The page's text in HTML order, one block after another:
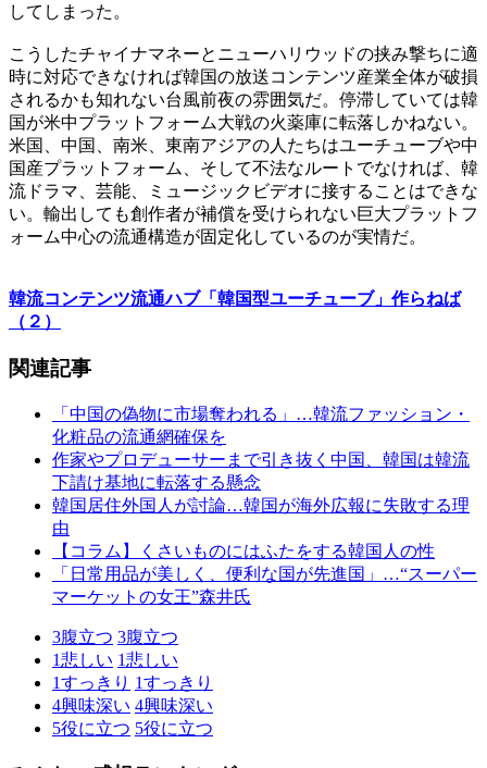
してしまった。
こうしたチャイナマネーとニューハリウッドの挟み撃ちに適
時に対応できなければ韓国の放送コンテンツ産業全体が破損
されるかも知れない台風前夜の雰囲気だ。停滞していては韓
国が米中プラットフォーム大戦の火薬庫に転落しかねない。
米国、中国、南米、東南アジアの人たちはユーチューブや中
国産プラットフォーム、そして不法なルートでなければ、韓
流ドラマ、芸能、ミュージックビデオに接することはできな
い。輸出しても創作者が補償を受けられない巨大プラットフ
ォーム中心の流通構造が固定化しているのが実情だ。
韓流コンテンツ流通ハブ「韓国型ユーチューブ」作らねば
（２）
関連記事
「中国の偽物に市場奪われる」…韓流ファッション・
化粧品の流通網確保を
作家やプロデューサーまで引き抜く中国、韓国は韓流
下請け基地に転落する懸念
韓国居住外国人が討論…韓国が海外広報に失敗する理
由
【コラム】くさいものにはふたをする韓国人の性
「日常用品が美しく、便利な国が先進国」…“スーパー
マーケットの女王”森井氏
3腹立つ 3腹立つ
1悲しい 1悲しい
1すっきり 1すっきり
4興味深い 4興味深い
5役に立つ 5役に立つ